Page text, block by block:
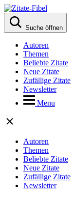
Suche öffnen
Autoren
Themen
Beliebte Zitate
Neue Zitate
Zufällige Zitate
Newsletter
Menu
Autoren
Themen
Beliebte Zitate
Neue Zitate
Zufällige Zitate
Newsletter